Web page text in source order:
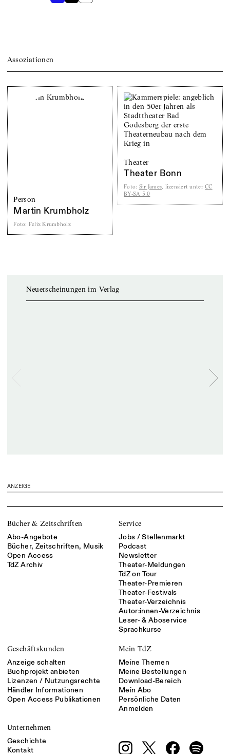
Assoziationen
Person
Martin Krumbholz
Foto: Felix Krumbholz
Theater
Theater Bonn
Foto: Sir James, lizensiert unterCC
BY-SA 3.0
Neuerscheinungen im Verlag
ANZEIGE
Bücher & Zeitschriften
Abo-Angebote
Bücher, Zeitschriften, Musik
Open Access
TdZ Archiv
Service
Jobs / Stellenmarkt
Podcast
Newsletter
Theater-Meldungen
TdZ on Tour
Theater-Premieren
Theater-Festivals
Theater-Verzeichnis
Autor:innen-Verzeichnis
Leser- & Aboservice
Sprachkurse
Geschäftskunden
Anzeige schalten
Buchprojekt anbieten
Lizenzen / Nutzungsrechte
Händler Informationen
Open Access Publikationen
Mein TdZ
Meine Themen
Meine Bestellungen
Download-Bereich
Mein Abo
Persönliche Daten
Anmelden
Unternehmen
Geschichte
Kontakt